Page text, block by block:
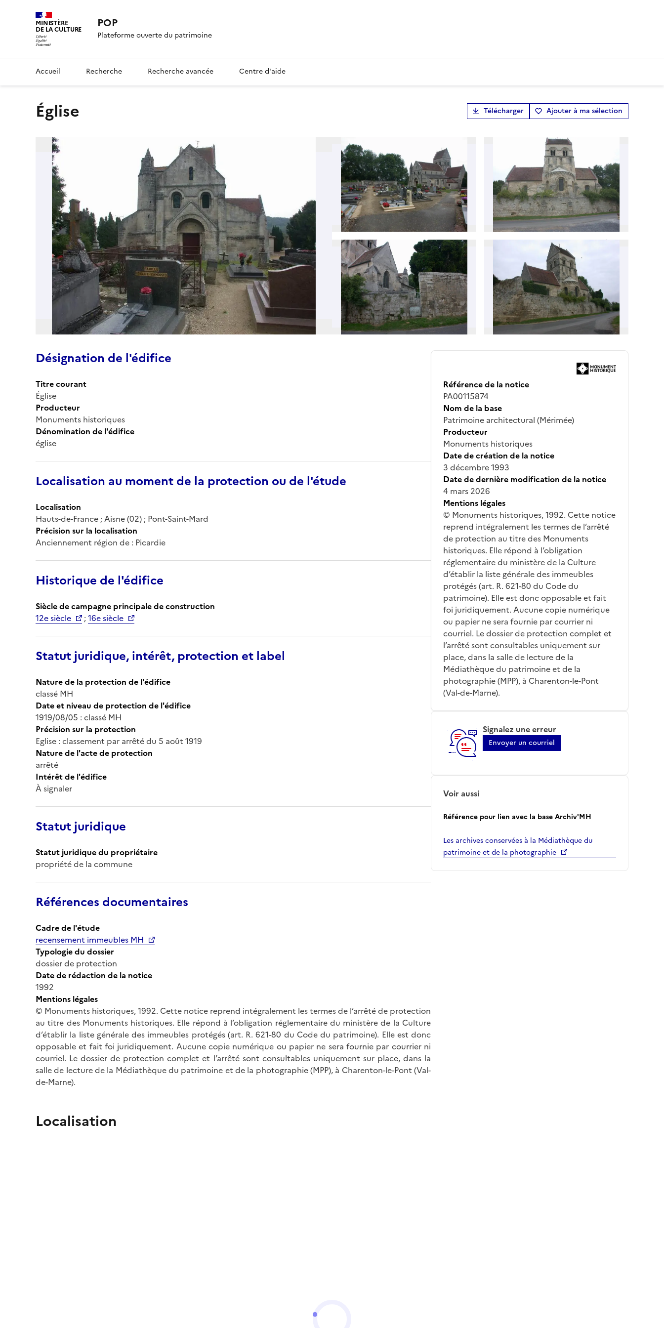
MINISTÈRE
DE LA CULTURE POP
Plateforme ouverte du patrimoine
Accueil Recherche Recherche avancée Centre d'aide
Église Télécharger Ajouter à ma sélection
Désignation de l'édifice
Titre courant
Église
Producteur
Monuments historiques
Dénomination de l'édifice
église
Localisation au moment de la protection ou de l'étude
Localisation
Hauts-de-France ; Aisne (02) ; Pont-Saint-Mard
Précision sur la localisation
Anciennement région de : Picardie
Historique de l'édifice
Siècle de campagne principale de construction
12e siècle
;16e siècle
Statut juridique, intérêt, protection et label
Nature de la protection de l'édifice
classé MH
Date et niveau de protection de l'édifice
1919/08/05 : classé MH
Précision sur la protection
Eglise : classement par arrêté du 5 août 1919
Nature de l'acte de protection
arrêté
Intérêt de l'édifice
À signaler
Statut juridique
Statut juridique du propriétaire
propriété de la commune
Références documentaires
Cadre de l'étude
recensement immeubles MH
Typologie du dossier
dossier de protection
Date de rédaction de la notice
1992
Mentions légales
© Monuments historiques, 1992. Cette notice reprend intégralement les termes de l’arrêté de protection
au titre des Monuments historiques. Elle répond à l’obligation réglementaire du ministère de la Culture
d’établir la liste générale des immeubles protégés (art. R. 621-80 du Code du patrimoine). Elle est donc
opposable et fait foi juridiquement. Aucune copie numérique ou papier ne sera fournie par courrier ni
courriel. Le dossier de protection complet et l’arrêté sont consultables uniquement sur place, dans la
salle de lecture de la Médiathèque du patrimoine et de la photographie (MPP), à Charenton-le-Pont (Val-
de-Marne).
Référence de la notice
PA00115874
Nom de la base
Patrimoine architectural (Mérimée)
Producteur
Monuments historiques
Date de création de la notice
3 décembre 1993
Date de dernière modification de la notice
4 mars 2026
Mentions légales
© Monuments historiques, 1992. Cette notice
reprend intégralement les termes de l’arrêté
de protection au titre des Monuments
historiques. Elle répond à l’obligation
réglementaire du ministère de la Culture
d’établir la liste générale des immeubles
protégés (art. R. 621-80 du Code du
patrimoine). Elle est donc opposable et fait
foi juridiquement. Aucune copie numérique
ou papier ne sera fournie par courrier ni
courriel. Le dossier de protection complet et
l’arrêté sont consultables uniquement sur
place, dans la salle de lecture de la
Médiathèque du patrimoine et de la
photographie (MPP), à Charenton-le-Pont
(Val-de-Marne).
Signalez une erreur
Envoyer un courriel
Voir aussi
Référence pour lien avec la base Archiv'MH
Les archives conservées à la Médiathèque du
patrimoine et de la photographie
Localisation